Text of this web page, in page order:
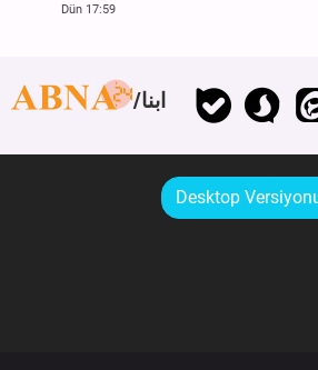
Dün 17:59
ابنا
Desktop